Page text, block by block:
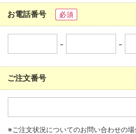
お電話番号 必須
- -
ご注文番号
※ご注文状況についてのお問い合わせの